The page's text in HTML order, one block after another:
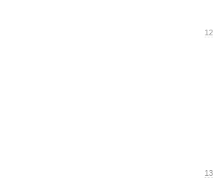
12
13